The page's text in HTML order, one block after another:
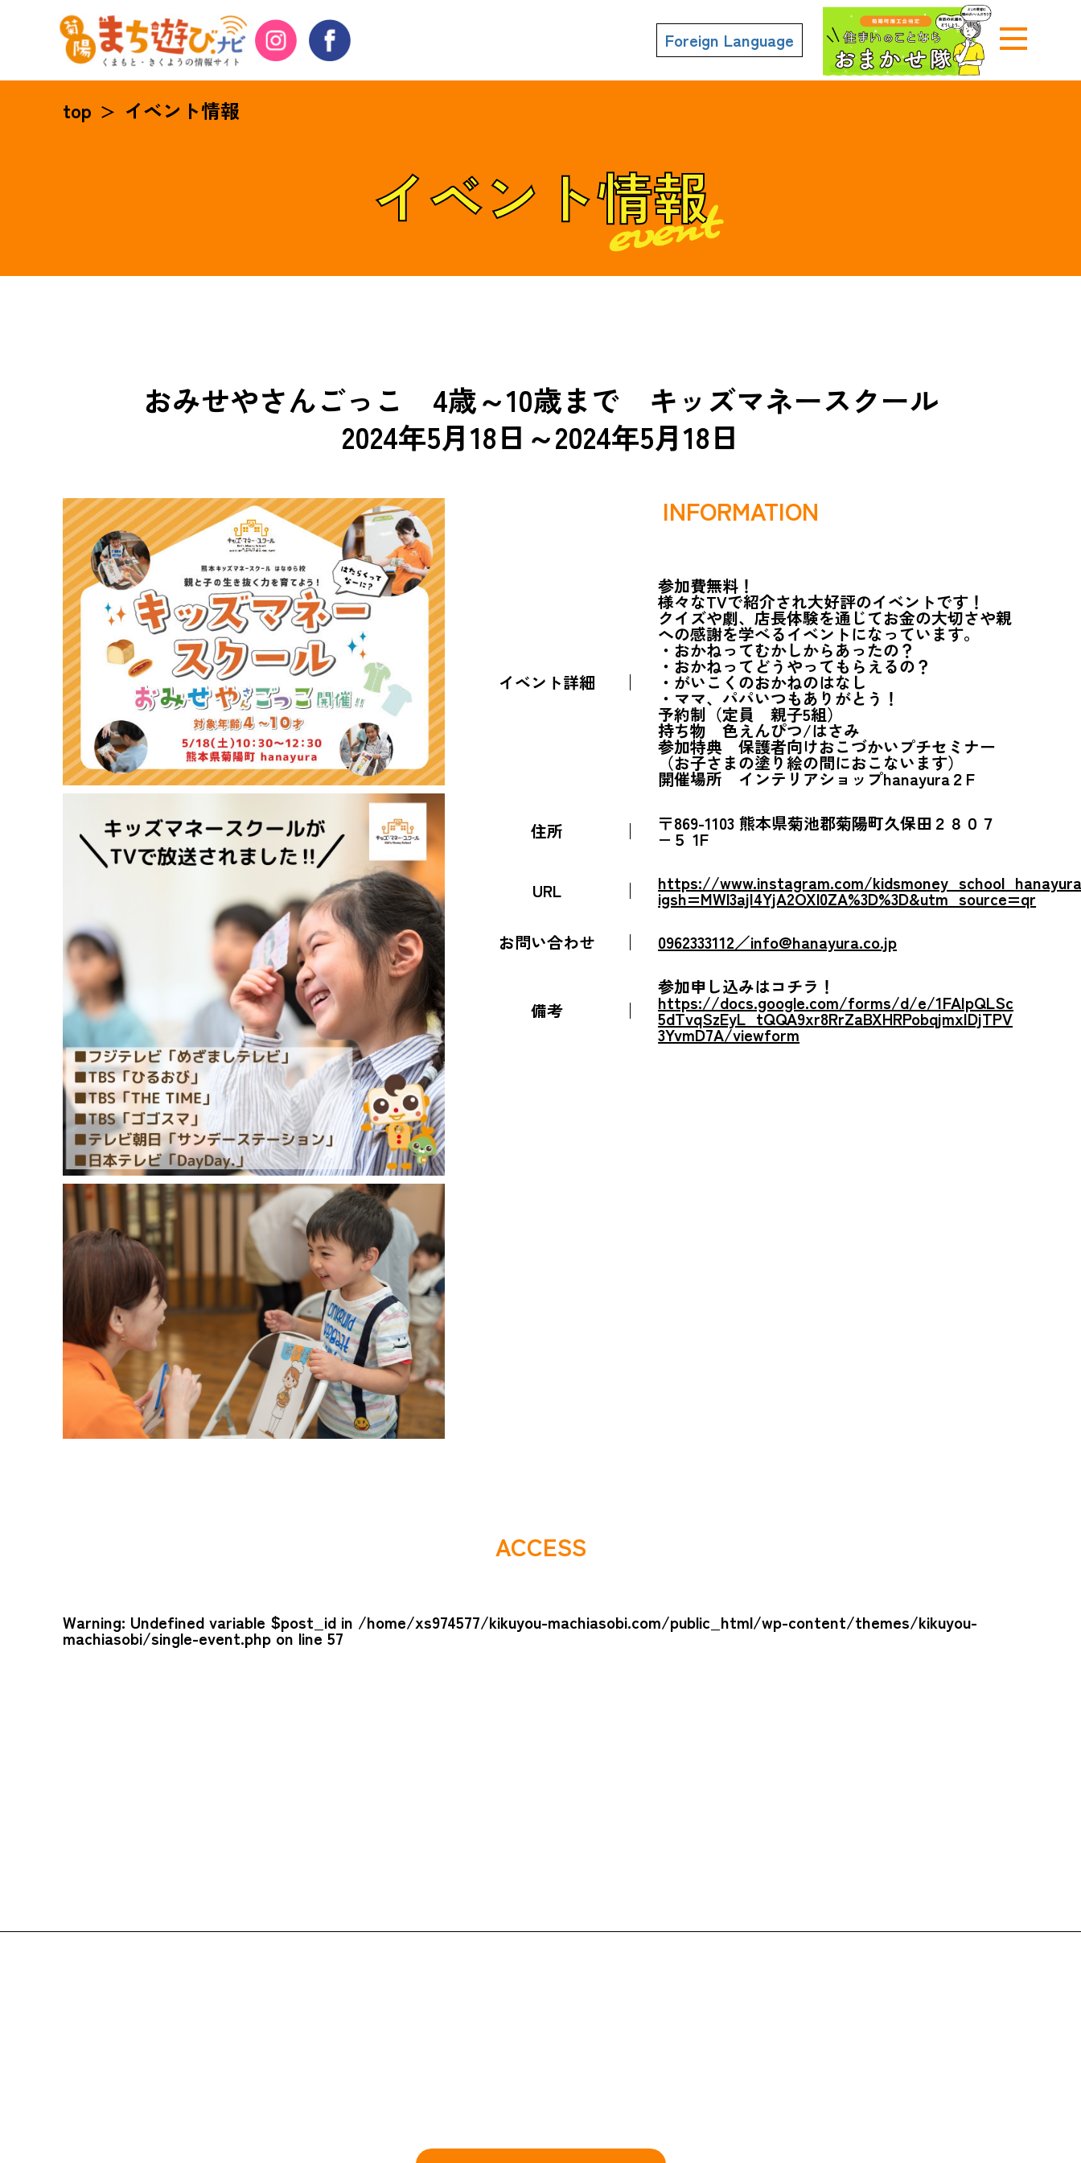
Foreign Language
top ＞ イベント情報
イベント情報
おみせやさんごっこ 4歳～10歳まで キッズマネースクール
2024年5月18日～2024年5月18日
INFORMATION
イベント詳細
参加費無料！
様々なTVで紹介され大好評のイベントです！
クイズや劇、店長体験を通じてお金の大切さや親
への感謝を学べるイベントになっています。
・おかねってむかしからあったの？
・おかねってどうやってもらえるの？
・がいこくのおかねのはなし
・ママ、パパいつもありがとう！
予約制（定員 親子5組）
持ち物 色えんぴつ/はさみ
参加特典 保護者向けおこづかいプチセミナー
（お子さまの塗り絵の間におこないます）
開催場所 インテリアショップhanayura２F
住所 〒869-1103 熊本県菊池郡菊陽町久保田２８０７
−５ 1F
URL https://www.instagram.com/
igsh=MWl3ajI4YjA2OXl0ZA%3D%3D&utm_source=qr
お問い合わせ
0962333112／info@hanayura.co.jp
備考
参加申し込みはコチラ！
https://docs.google.com/forms/d/e/1FAIpQLSc
5dTvqSzEyL_tQQA9xr8RrZaBXHRPobqjmxIDjTPV
3YvmD7A/viewform
ACCESS
Warning: Undefined variable $post_id in /home/xs974577/kikuyou-machiasobi.com/public_html/wp-content/themes/kikuyou-
machiasobi/single-event.php on line57